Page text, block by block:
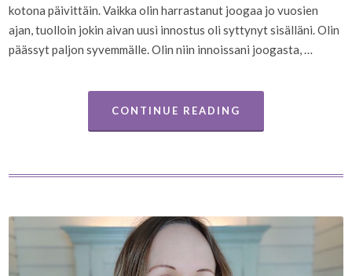
kotona päivittäin. Vaikka olin harrastanut joogaa jo vuosien
ajan, tuolloin jokin aivan uusi innostus oli syttynyt sisälläni. Olin
päässyt paljon syvemmälle. Olin niin innoissani joogasta, …
CONTINUE READING